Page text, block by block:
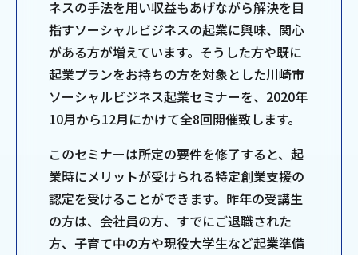
ネスの手法を用い収益もあげながら解決を目
指すソーシャルビジネスの起業に興味、関心
がある方が増えています。そうした方や既に
起業プランをお持ちの方を対象とした川崎市
ソーシャルビジネス起業セミナーを、2020年
10月から12月にかけて全8回開催致します。
このセミナーは所定の要件を修了すると、起
業時にメリットが受けられる特定創業支援の
認定を受けることができます。昨年の受講生
の方は、会社員の方、すでにご退職された
方、子育て中の方や現役大学生など起業準備